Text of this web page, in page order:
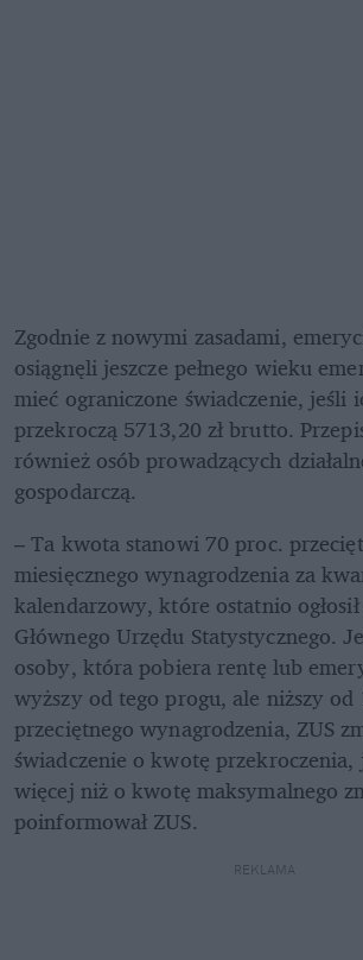
Zgodnie z nowymi zasadami,
osiągnęli jeszcze pełnego wieku
mieć ograniczone świadczenie, jeśli
przekroczą 5713,20 zł brutto.
również osób prowadzących
gospodarczą.
– Ta kwota stanowi 70 proc.
miesięcznego wynagrodzenia za
kalendarzowy, które ostatnio
Głównego Urzędu Statystycznego.
osoby, która pobiera rentę lub
wyższy od tego progu, ale niższy od
przeciętnego wynagrodzenia, ZUS
świadczenie o kwotę przekroczenia,
więcej niż o kwotę maksymalnego
poinformował ZUS.
REKLAMA